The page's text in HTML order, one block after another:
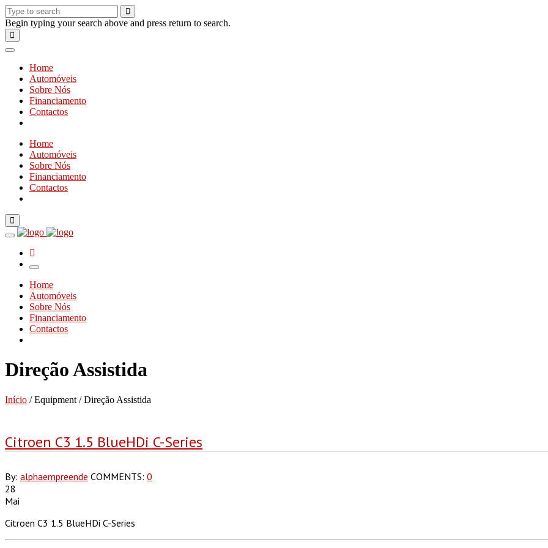
Begin typing your search above and press return to search.
Home
Automóveis
Sobre Nós
Financiamento
Contactos
Home
Automóveis
Sobre Nós
Financiamento
Contactos
Home
Automóveis
Sobre Nós
Financiamento
Contactos
Direção Assistida
Início / Equipment / Direção Assistida
Citroen C3 1.5 BlueHDi C-Series
By: alphaempreende COMMENTS: 0
28
Mai
Citroen C3 1.5 BlueHDi C-Series